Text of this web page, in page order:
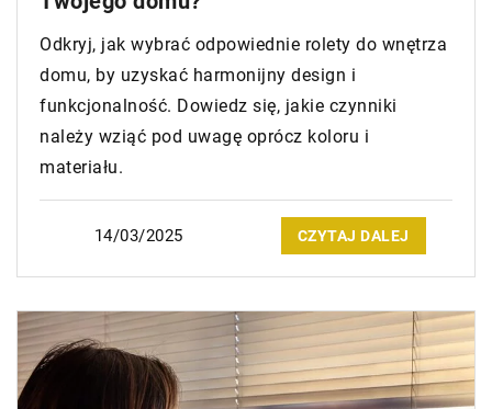
Odkryj, jak wybrać odpowiednie rolety do wnętrza
domu, by uzyskać harmonijny design i
funkcjonalność. Dowiedz się, jakie czynniki
należy wziąć pod uwagę oprócz koloru i
materiału.
14/03/2025 CZYTAJ DALEJ